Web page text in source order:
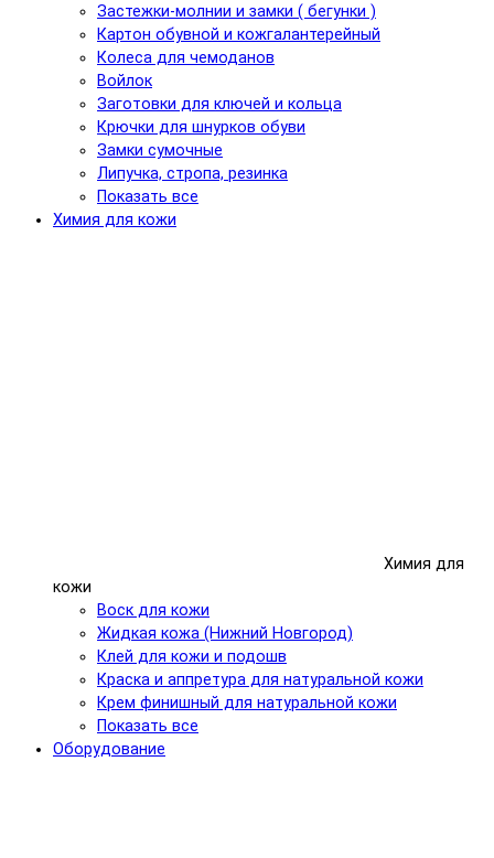
Застежки-молнии и замки ( бегунки )
Картон обувной и кожгалантерейный
Колеса для чемоданов
Войлок
Заготовки для ключей и кольца
Крючки для шнурков обуви
Замки сумочные
Липучка, стропа, резинка
Показать все
Химия для кожи
Химия для
кожи
Воск для кожи
Жидкая кожа (Нижний Новгород)
Клей для кожи и подошв
Краска и аппретура для натуральной кожи
Крем финишный для натуральной кожи
Показать все
Оборудование